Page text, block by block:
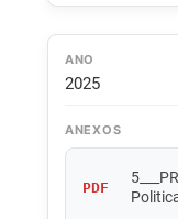
ANO
2025
ANEXOS
PDF